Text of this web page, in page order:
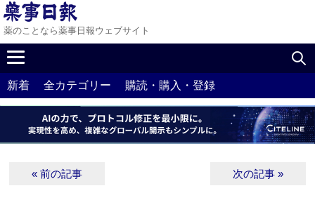
薬のことなら薬事日報ウェブサイト
新着 全カテゴリー 購読・購入・登録
« 前の記事 次の記事 »